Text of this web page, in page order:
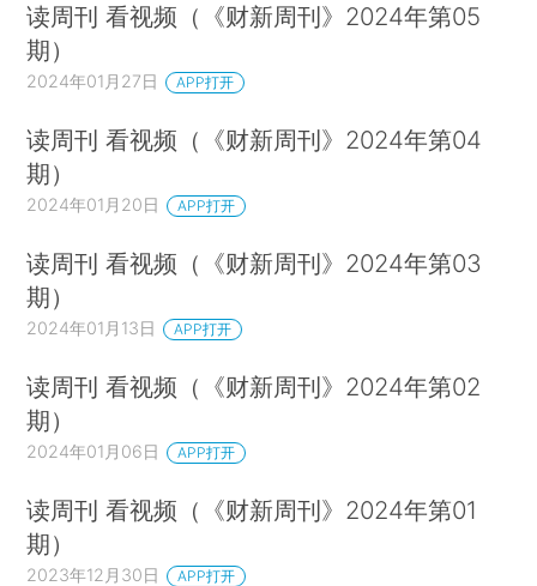
读周刊 看视频（《财新周刊》2024年第05
期）
2024年01月27日 APP打开
读周刊 看视频（《财新周刊》2024年第04
期）
2024年01月20日 APP打开
读周刊 看视频（《财新周刊》2024年第03
期）
2024年01月13日 APP打开
读周刊 看视频（《财新周刊》2024年第02
期）
2024年01月06日 APP打开
读周刊 看视频（《财新周刊》2024年第01
期）
2023年12月30日 APP打开